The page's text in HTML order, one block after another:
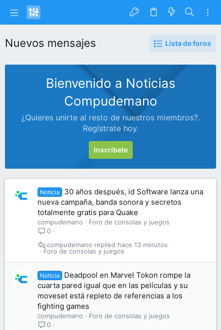
Nuevos mensajes Lista de foros
Bienvenido a Noticias
Compudemano
¿Quieres unirte al resto de nuestros miembros?.
Regístrate hoy.
Inscríbete
Noticia
30 años después, id Software lanza una
nueva campaña, banda sonora y secretos
totalmente gratis para Quake
compudemano
Foro de consolas y juegos
0
Foro de consolas y juegos
hace 13 minutos
compudemano
Noticia
Deadpool en Marvel Tokon rompe la
cuarta pared igual que en las películas y su
moveset está repleto de referencias a los
fighting games
compudemano
Foro de consolas y juegos
0